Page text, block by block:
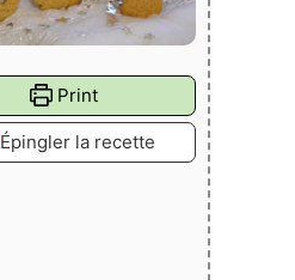
Print
Épingler la recette